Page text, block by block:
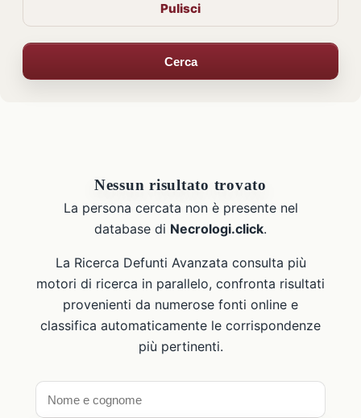
Pulisci
Cerca
Nessun risultato trovato
La persona cercata non è presente nel
database di Necrologi.click.
La Ricerca Defunti Avanzata consulta più
motori di ricerca in parallelo, confronta risultati
provenienti da numerose fonti online e
classifica automaticamente le corrispondenze
più pertinenti.